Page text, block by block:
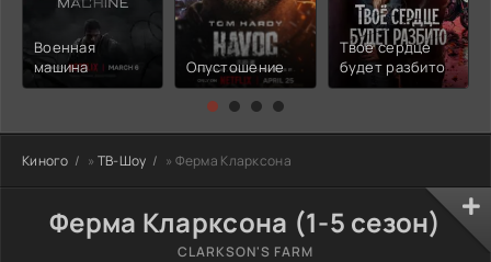
Военная
машина
Опустошение
Твоё сердце
будет разбито
Киного » ТВ-Шоу » Ферма Кларксона
Ферма Кларксона (1-5 сезон)
CLARKSON'S FARM